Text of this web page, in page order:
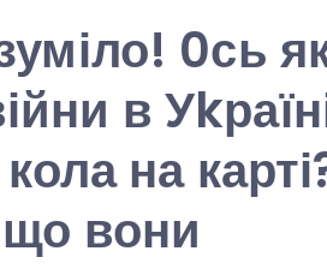
0сь
в
на
що вони